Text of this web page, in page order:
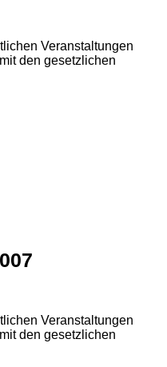
Veranstaltungen
den gesetzlichen
Veranstaltungen
den gesetzlichen